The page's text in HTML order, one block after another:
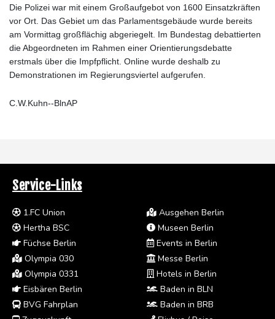
Die Polizei war mit einem Großaufgebot von 1600 Einsatzkräften
vor Ort. Das Gebiet um das Parlamentsgebäude wurde bereits
am Vormittag großflächig abgeriegelt. Im Bundestag debattierten
die Abgeordneten im Rahmen einer Orientierungsdebatte
erstmals über die Impfpflicht. Online wurde deshalb zu
Demonstrationen im Regierungsviertel aufgerufen.
C.W.Kuhn--BlnAP
Service-Links
1.FC Union
Hertha BSC
Füchse Berlin
Olympia 030
Olympia 0331
Eisbären Berlin
BVG Fahrplan
Ausgehen Berlin
Museen Berlin
Events in Berlin
Messe Berlin
Hotels in Berlin
Baden in BLN
Baden in BRB